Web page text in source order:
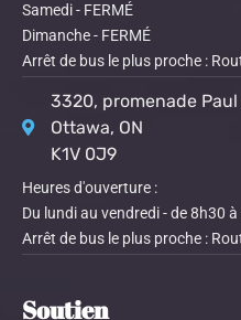
Samedi - FERMÉ
Dimanche - FERMÉ
Arrêt de bus le plus proche :
3320, promenade Paul
Ottawa, ON
K1V 0J9
Heures d'ouverture :
Du lundi au vendredi - de 8h30
Arrêt de bus le plus proche :
Soutien